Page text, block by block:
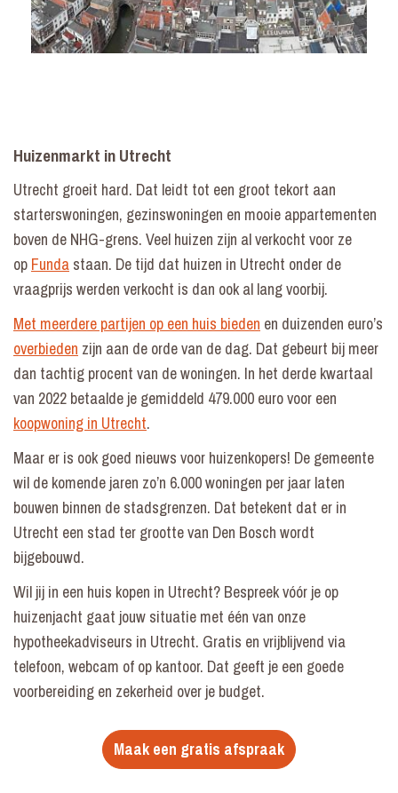
Huizenmarkt in Utrecht
Utrecht groeit hard. Dat leidt tot een groot tekort aan
starterswoningen, gezinswoningen en mooie appartementen
boven de NHG-grens. Veel huizen zijn al verkocht voor ze
op Funda staan. De tijd dat huizen in Utrecht onder de
vraagprijs werden verkocht is dan ook al lang voorbij.
Met meerdere partijen op een huis bieden en duizenden euro’s
overbieden zijn aan de orde van de dag. Dat gebeurt bij meer
dan tachtig procent van de woningen. In het derde kwartaal
van 2022 betaalde je gemiddeld 479.000 euro voor een
koopwoning in Utrecht.
Maar er is ook goed nieuws voor huizenkopers! De gemeente
wil de komende jaren zo’n 6.000 woningen per jaar laten
bouwen binnen de stadsgrenzen. Dat betekent dat er in
Utrecht een stad ter grootte van Den Bosch wordt
bijgebouwd.
Wil jij in een huis kopen in Utrecht? Bespreek vóór je op
huizenjacht gaat jouw situatie met één van onze
hypotheekadviseurs in Utrecht. Gratis en vrijblijvend via
telefoon, webcam of op kantoor. Dat geeft je een goede
voorbereiding en zekerheid over je budget.
Maak een gratis afspraak